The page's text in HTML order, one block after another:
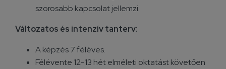
szorosabb kapcsolat jellemzi.
Változatos és intenzív tanterv:
A képzés 7 féléves.
Félévente 12-13 hét elméleti oktatást követően